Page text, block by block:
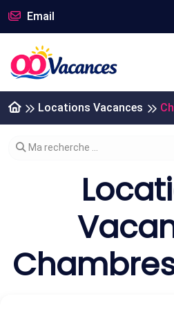
Email
Locations Vacances
Modifier votre recherche
Ma recherche ...